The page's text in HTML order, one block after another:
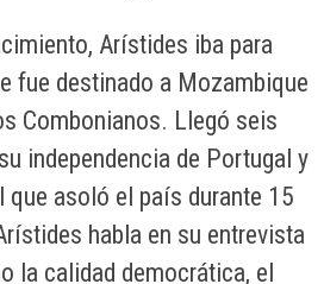
Arístides iba para
fue destinado a Mozambique
Combonianos. Llegó seis
independencia de Portugal y
que asoló el país durante 15
habla en su entrevista
la calidad democrática, el